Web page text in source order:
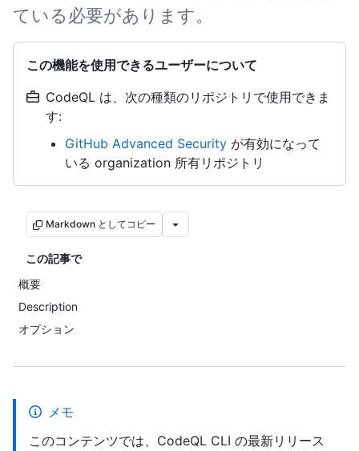
ている必要があります。
この機能を使用できるユーザーについて
CodeQL は、次の種類のリポジトリで使用できま
す:
GitHub Advanced Security が有効になって
いる organization 所有リポジトリ
Markdown としてコピー
この記事で
概要
Description
オプション
メモ
このコンテンツでは、CodeQL CLI の最新リリース